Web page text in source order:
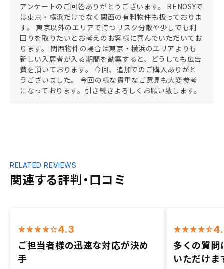
アンケートのご回答ありがとうございます。 RENOSYで
は東京・横浜だけでなく関西の有料物件も扱っておりま
す。 東京以外のエリアで持つリスク分散や少しでも利
回りを取りたいとお考えのお客様に喜んでいただいてお
ります。 関西物件の場合は東京・横浜のエリアよりも
新しい入居者が入る期間を勘案すると、どうしても広告
費を頂いております。 今回、追加でのご購入ありがと
うございました。 今回の様な貴重なご意見も大変参考
になっております。引き続きよろしくお願い致します。
関連する評判・口コミ
RELATED REVIEWS
4.3
ご担当者様の迅速な対応が決め
手
多くの質問
いただけま